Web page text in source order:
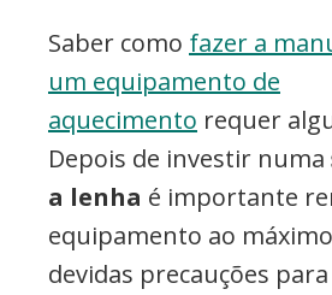
Saber como fazer a
um equipamento de
aquecimento requer
Depois de investir numa
a lenha é importante
equipamento ao
devidas precauções